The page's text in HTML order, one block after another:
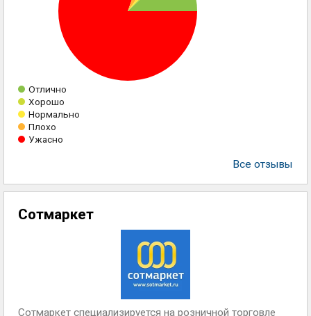
Отлично
Хорошо
Нормально
Плохо
Ужасно
Все отзывы
Сотмаркет
Сотмаркет специализируется на розничной торговле